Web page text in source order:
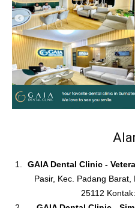
GAIA Dental Clinic -
Pasir, Kec. Padang
25112